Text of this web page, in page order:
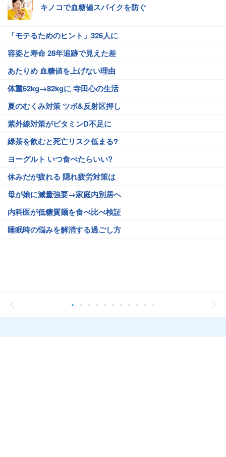
キノコで血糖値スパイクを防ぐ
「モテるためのヒント」326人に
容姿と寿命 28年追跡で見えた差
あたりめ 血糖値を上げない理由
体重62kg→82kgに 寺田心の生活
夏のむくみ対策 ツボ&反射区押し
紫外線対策がビタミンD不足に
緑茶を飲むと死亡リスク低まる?
ヨーグルト いつ食べたらいい?
休みだが疲れる 隠れ疲労対策は
母が娘に減量強要→家庭内別居へ
内科医が低糖質麺を食べ比べ検証
睡眠時の悩みを解消する過ごし方